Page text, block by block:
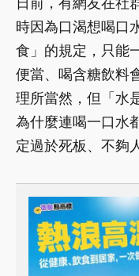
時因為口渴想喝口
食」的規定，只能
便當、喝含糖飲料
理所當然，但「水
為什麼連喝一口水
定過於死板、不夠